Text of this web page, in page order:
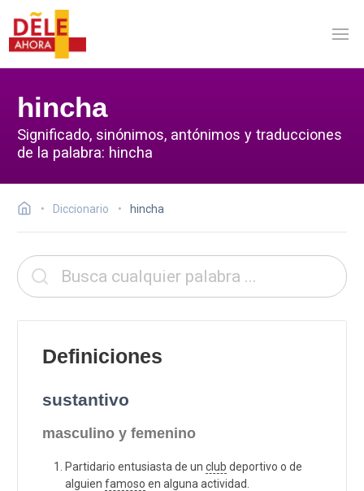
hincha
Significado, sinónimos, antónimos y traducciones
de la palabra: hincha
Diccionario hincha
Definiciones
sustantivo
masculino y femenino
Partidario entusiasta de un club deportivo o de
alguien famoso en alguna actividad.